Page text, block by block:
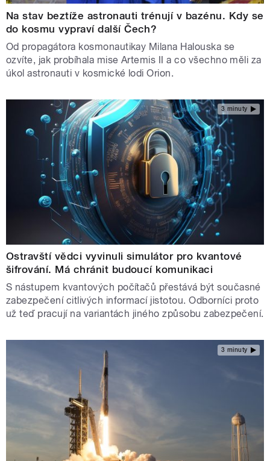
Na stav beztíže astronauti trénují v bazénu. Kdy se
do kosmu vypraví další Čech?
Od propagátora kosmonautikay Milana Halouska se
ozvíte, jak probíhala mise Artemis II a co všechno měli za
úkol astronauti v kosmické lodi Orion.
3 minuty
Ostravští vědci vyvinuli simulátor pro kvantové
šifrování. Má chránit budoucí komunikaci
S nástupem kvantových počítačů přestává být současné
zabezpečení citlivých informací jistotou. Odborníci proto
už teď pracují na variantách jiného způsobu zabezpečení.
3 minuty